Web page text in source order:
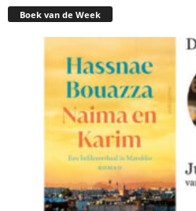
Boek van de Week